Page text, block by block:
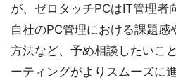
が、ゼロタッチPCはIT管理者
自社のPC管理における課題感
方法など、予め相談したいこ
ーティングがよりスムーズに